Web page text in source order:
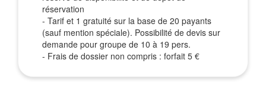
réservation
- Tarif et 1 gratuité sur la base de 20 payants
(sauf mention spéciale). Possibilité de devis sur
demande pour groupe de 10 à 19 pers.
- Frais de dossier non compris : forfait 5 €